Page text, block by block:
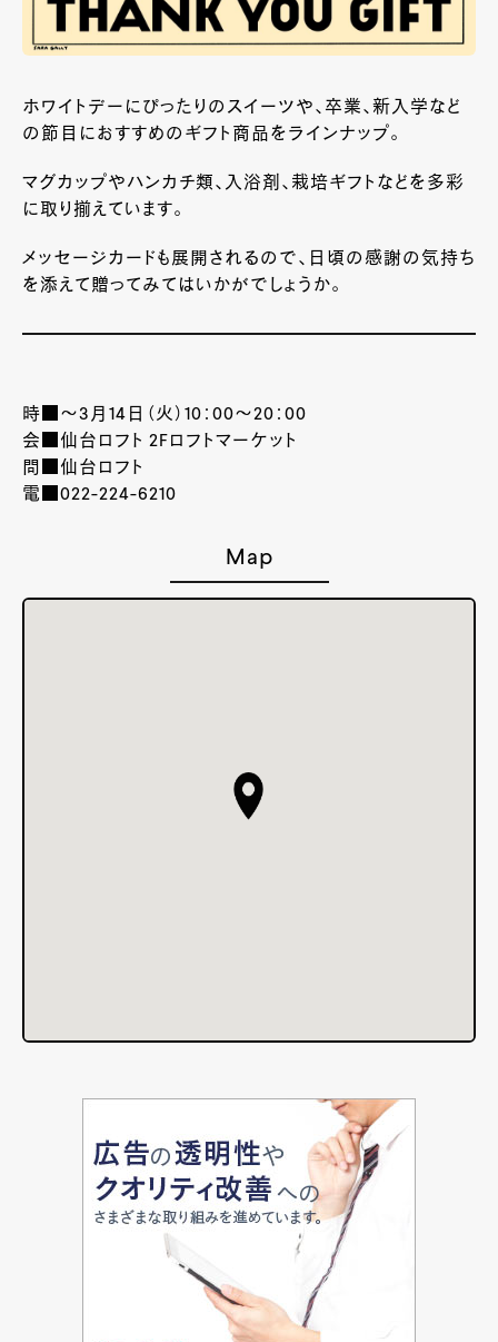
ホワイトデーにぴったりのスイーツや、卒業、新入学など
の節目におすすめのギフト商品をラインナップ。
マグカップやハンカチ類、入浴剤、栽培ギフトなどを多彩
に取り揃えています。
メッセージカードも展開されるので、日頃の感謝の気持ち
を添えて贈ってみてはいかがでしょうか。
時■～3月14日（火）10：00～20：00
会■仙台ロフト 2Fロフトマーケット
問■仙台ロフト
電■022-224-6210
Map